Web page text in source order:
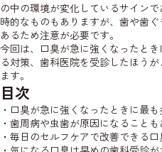
の中の環境が変化しているサイン
時的なものもありますが、歯や歯
あるため注意が必要です。
今回は、口臭が急に強くなったと
る対策、歯科医院を受診したほう
ます。
目次
・口臭が急に強くなったときに最
・歯周病や虫歯が原因になることも
・毎日のセルフケアで改善できる